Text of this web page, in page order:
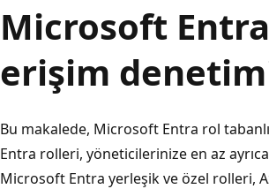
Microsoft
erişim
Bu makalede, Microsoft Entra rol
Entra rolleri, yöneticilerinize en az
Microsoft Entra yerleşik ve özel rolleri,